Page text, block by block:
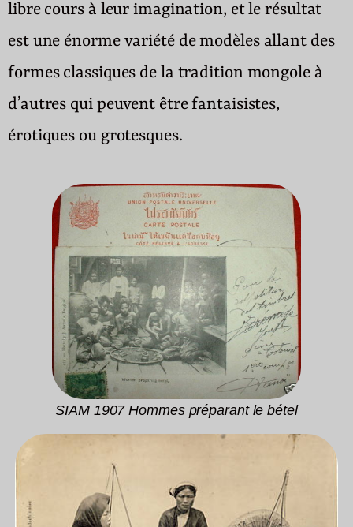
libre cours à leur imagination, et le résultat
est une énorme variété de modèles allant des
formes classiques de la tradition mongole à
d’autres qui peuvent être fantaisistes,
érotiques ou grotesques.
SIAM 1907 Hommes préparant le bétel